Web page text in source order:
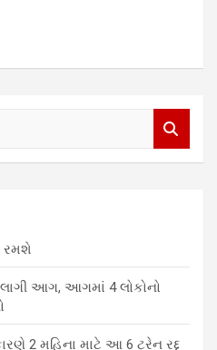
રમશે
આગ, આગમાં 4 લોકોનો
2 મહિના માટે આ 6 ટ્રેન રદ્દ